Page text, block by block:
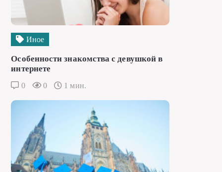
Иное
Особенности знакомства с девушкой в
интернете
0 0 1 мин.